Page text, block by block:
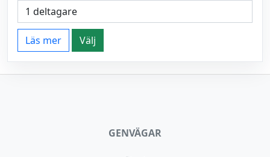
Läs mer Välj
GENVÄGAR